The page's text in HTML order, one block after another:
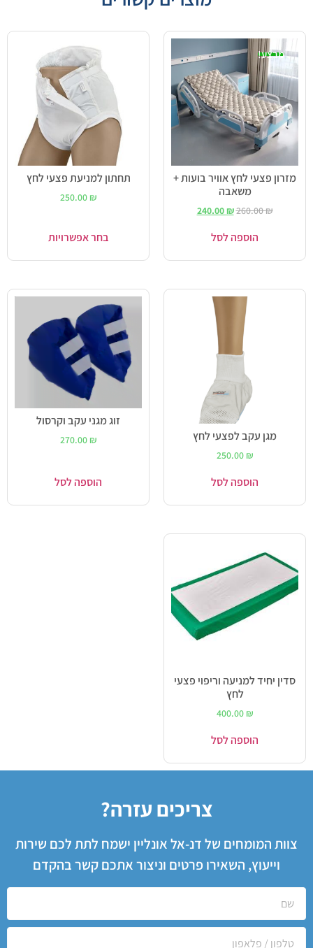
מבצע!
מזרון פצעי לחץ אוויר בועות +
משאבה
260.00₪
240.00₪
הוספה לסל
תחתון למניעת פצעי לחץ
250.00 ₪
בחר אפשרויות
מגן עקב לפצעי לחץ
250.00 ₪
הוספה לסל
זוג מגני עקב וקרסול
270.00 ₪
הוספה לסל
סדין יחיד למניעה וריפוי פצעי
לחץ
400.00 ₪
הוספה לסל
צריכים עזרה?
צוות המומחים של דנ-אל אונליין ישמח לתת לכם שירות
וייעוץ, השאירו פרטים וניצור אתכם קשר בהקדם